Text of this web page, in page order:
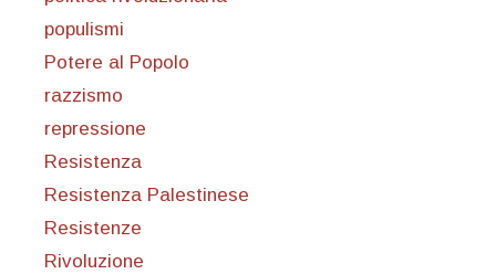
populismi
Potere al Popolo
razzismo
repressione
Resistenza
Resistenza Palestinese
Resistenze
Rivoluzione